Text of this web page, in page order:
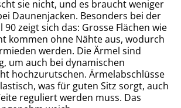
sie nicht, und es braucht weniger
Daunenjacken. Besonders bei der
90 zeigt sich das: Grosse Flächen wie
kommen ohne Nähte aus, wodurch
werden. Die Ärmel sind
um auch bei dynamischen
hochzurutschen. Ärmelabschlüsse
was für guten Sitz sorgt, auch
reguliert werden muss. Das